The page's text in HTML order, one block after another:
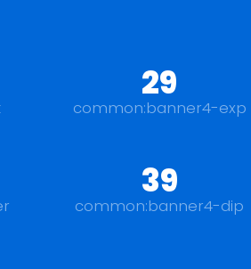
29
common:banner4-exp
39
common:banner4-dip